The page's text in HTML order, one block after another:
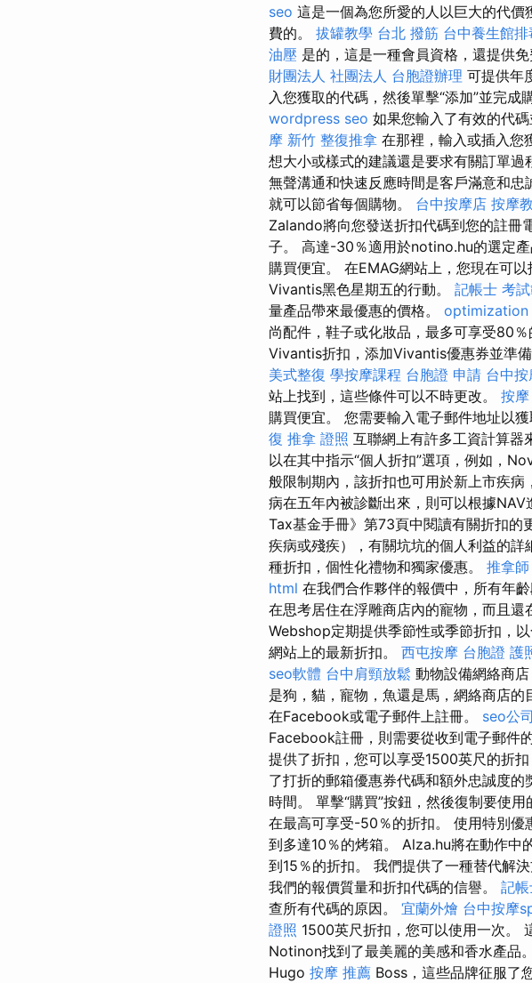
seo 這是一個為您所愛的人以巨大的代
費的。 拔罐教學 台北 撥筋 台中養生館排
油壓 是的，這是一種會員資格，還提供
財團法人 社團法人 台胞證辦理 可提供年
入您獲取的代碼，然後單擊“添加”並完成
wordpress seo 如果您輸入了有效的代
摩 新竹 整復推拿 在那裡，輸入或插入您
想大小或樣式的建議還是要求有關訂單過
無聲溝通和快速反應時間是客戶滿意和忠
就可以節省每個購物。 台中按摩店 按摩
Zalando將向您發送折扣代碼到您的註
子。 高達-30％適用於notino.hu的選定
購買便宜。 在EMAG網站上，您現在可以
Vivantis黑色星期五的行動。 記帳士 考
量產品帶來最優惠的價格。 optimization
尚配件，鞋子或化妝品，最多可享受80％
Vivantis折扣，添加Vivantis優惠券並準
美式整復 學按摩課程 台胞證 申請 台中
站上找到，這些條件可以不時更改。 按摩
購買便宜。 您需要輸入電子郵件地址以
復 推拿 證照 互聯網上有許多工資計算器
以在其中指示“個人折扣”選項，例如，
般限制期內，該折扣也可用於新上市疾病
病在五年內被診斷出來，則可以根據
Tax基金手冊》第73頁中閱讀有關折扣的
疾病或殘疾），有關坑坑的個人利益的詳
種折扣，個性化禮物和獨家優惠。 推拿師
html 在我們合作夥伴的報價中，所有年
在思考居住在浮雕商店內的寵物，而且
Webshop定期提供季節性或季節折扣，
網站上的最新折扣。 西屯按摩 台胞證 護
seo軟體 台中肩頸放鬆 動物設備網絡商
是狗，貓，寵物，魚還是馬，網絡商店
在Facebook或電子郵件上註冊。 seo公司
Facebook註冊，則需要從收到電子郵件
提供了折扣，您可以享受1500英尺的折扣
了打折的郵箱優惠券代碼和額外忠誠度的
時間。 單擊“購買”按鈕，然後復制要使
在最高可享受-50％的折扣。 使用特別
到多達10％的烤箱。 Alza.hu將在動作中
到15％的折扣。 我們提供了一種替代解
我們的報價質量和折扣代碼的信譽。 記
查所有代碼的原因。 宜蘭外燴 台中按摩
證照 1500英尺折扣，您可以使用一次。
Notinon找到了最美麗的美感和香水產品。
Hugo 按摩 推薦 Boss，這些品牌征服了